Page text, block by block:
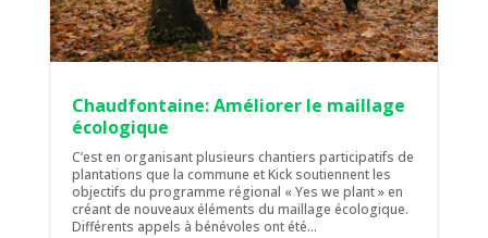
Chaudfontaine: Améliorer le maillage
écologique
C’est en organisant plusieurs chantiers participatifs de
plantations que la commune et Kick soutiennent les
objectifs du programme régional « Yes we plant » en
créant de nouveaux éléments du maillage écologique.
Différents appels à bénévoles ont été...